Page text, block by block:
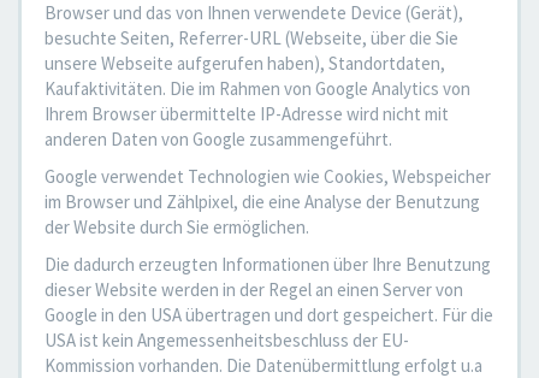
Browser und das von Ihnen verwendete Device (Gerät),
besuchte Seiten, Referrer-URL (Webseite, über die Sie
unsere Webseite aufgerufen haben), Standortdaten,
Kaufaktivitäten. Die im Rahmen von Google Analytics von
Ihrem Browser übermittelte IP-Adresse wird nicht mit
anderen Daten von Google zusammengeführt.
Google verwendet Technologien wie Cookies, Webspeicher
im Browser und Zählpixel, die eine Analyse der Benutzung
der Website durch Sie ermöglichen.
Die dadurch erzeugten Informationen über Ihre Benutzung
dieser Website werden in der Regel an einen Server von
Google in den USA übertragen und dort gespeichert. Für die
USA ist kein Angemessenheitsbeschluss der EU-
Kommission vorhanden. Die Datenübermittlung erfolgt u.a